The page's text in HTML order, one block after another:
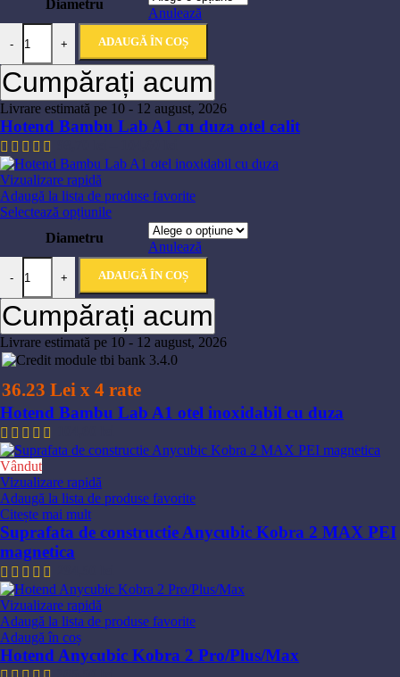
Diametru
Anulează
- + ADAUGĂ ÎN COȘ
Cumpărați acum
Livrare estimată pe 10 - 12 august, 2026
Hotend Bambu Lab A1 cu duza otel calit
Vizualizare rapidă
Adaugă la lista de produse favorite
Selectează opțiunile
Diametru
Anulează
- + ADAUGĂ ÎN COȘ
Cumpărați acum
Livrare estimată pe 10 - 12 august, 2026
36.23 Lei x 4 rate
Hotend Bambu Lab A1 otel inoxidabil cu duza
Vândut
Vizualizare rapidă
Adaugă la lista de produse favorite
Citește mai mult
Suprafata de constructie Anycubic Kobra 2 MAX PEI
magnetica
Vizualizare rapidă
Adaugă la lista de produse favorite
Adaugă în coș
Hotend Anycubic Kobra 2 Pro/Plus/Max